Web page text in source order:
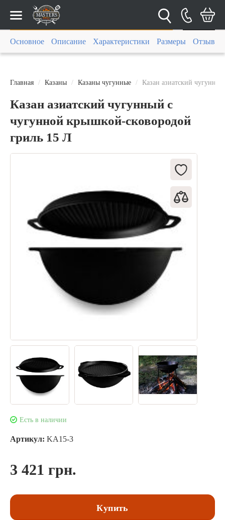
Каталог
Главная Казаны Казаны чугунные Казан азиатский
Казан азиатский чугунный с
чугунной крышкой-сковородой
гриль 15 Л
Есть в наличии
Артикул: KA15-3
3 421 грн.
Купить
Основное Описание Характеристики Размеры Отзывы